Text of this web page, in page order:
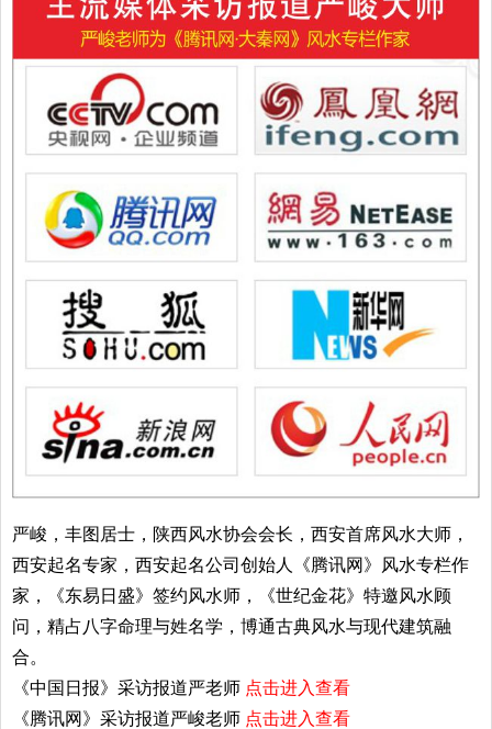
严峻，丰图居士，陕西风水协会会长，西安首席风水大师，
西安起名专家，西安起名公司创始人《腾讯网》风水专栏作
家，《东易日盛》签约风水师，《世纪金花》特邀风水顾
问，精占八字命理与姓名学，博通古典风水与现代建筑融
合。
《中国日报》采访报道严老师 点击进入查看
《腾讯网》采访报道严峻老师 点击进入查看